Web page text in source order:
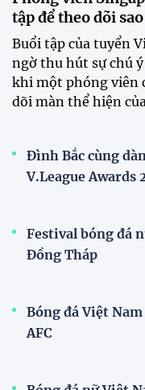
mới
Tiền đạo Đình
Nhật Bản thi đấu
ĐKVĐ Cúp Quốc
Nam
Đình Bắc cùng
V.League Awards
Đội tuyển